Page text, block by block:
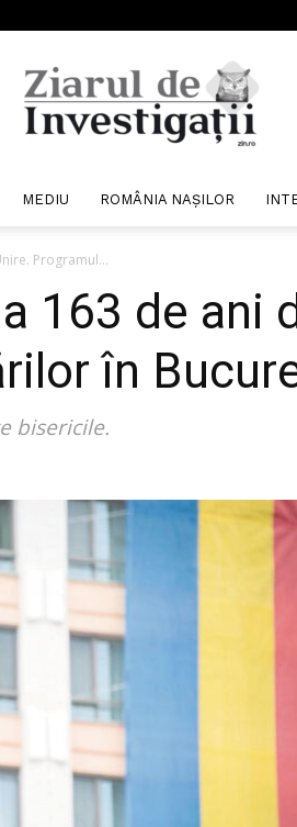
Investigații
MEDIU ROMÂNIA NAȘILOR
Programul...
163 de ani
în
bisericile.